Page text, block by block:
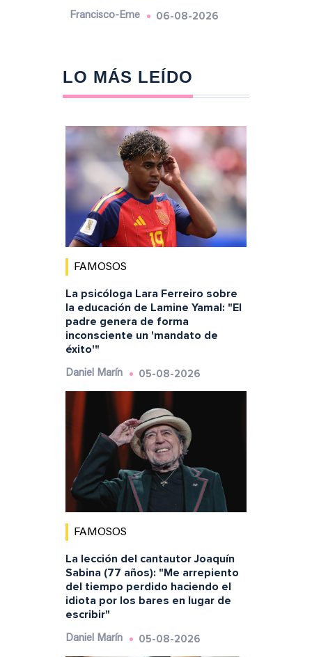
Francisco-Eme 06-08-2026
LO MÁS LEÍDO
FAMOSOS
La psicóloga Lara Ferreiro sobre
la educación de Lamine Yamal: "El
padre genera de forma
inconsciente un 'mandato de
éxito'"
Daniel Marín 05-08-2026
FAMOSOS
La lección del cantautor Joaquín
Sabina (77 años): "Me arrepiento
del tiempo perdido haciendo el
idiota por los bares en lugar de
escribir"
Daniel Marín 05-08-2026